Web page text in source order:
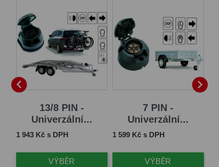

13/8 PIN -
Univerzální...
Cena
1 943 Kč s DPH
VÝBĚR
7 PIN -
Univerzální...
Cena
1 599 Kč s DPH
VÝBĚR
